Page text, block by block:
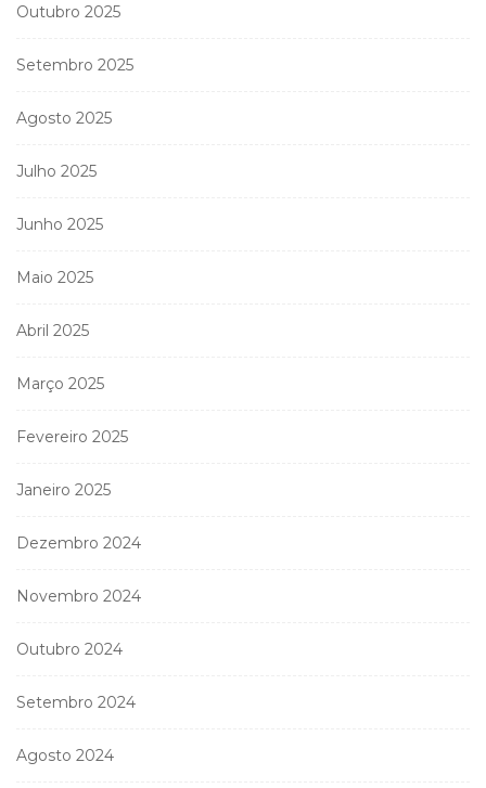
Outubro 2025
Setembro 2025
Agosto 2025
Julho 2025
Junho 2025
Maio 2025
Abril 2025
Março 2025
Fevereiro 2025
Janeiro 2025
Dezembro 2024
Novembro 2024
Outubro 2024
Setembro 2024
Agosto 2024